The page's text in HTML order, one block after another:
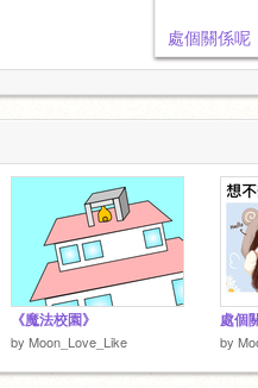
處個關係呢
《魔法校園》
by Moon_Love_Like
處個
by